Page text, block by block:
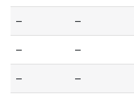
-- --
-- --
-- --